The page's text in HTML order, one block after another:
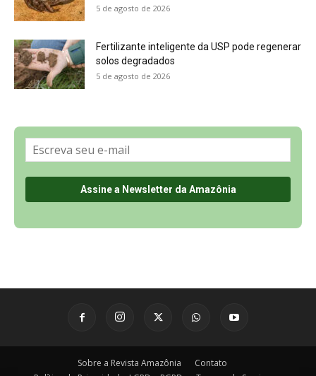
Política de Privacidade, LGPD e RGPD
Últimas Notícias
🌎 Español
©